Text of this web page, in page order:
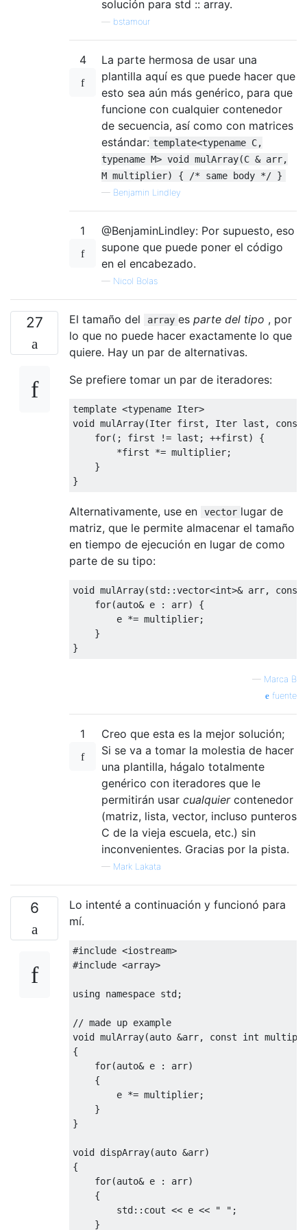
solución para std :: array.
bstamour
4
La parte hermosa de usar una
plantilla aquí es que puede hacer que
esto sea aún más genérico, para que
funcione con cualquier contenedor
de secuencia, así como con matrices
estándar: template<typename C,
typename M> void mulArray(C & arr,
M multiplier) { /* same body */ }
— Benjamin Lindley
1
@BenjaminLindley: Por supuesto, eso
supone que puede poner el código
en el encabezado.
— Nicol Bolas
27 El tamaño del array es parte del tipo , por
lo que no puede hacer exactamente lo que
quiere. Hay un par de alternativas.
Se prefiere tomar un par de iteradores:
template <typename Iter>
void mulArray(Iter first , Iter last ,
const
for(; first != last ; ++first)
{
*first *= multiplier;
}
}
Alternativamente, use en vector lugar de
matriz, que le permite almacenar el tamaño
en tiempo de ejecución en lugar de como
parte de su tipo:
void mulArray(std::vector<int>& arr,
const
for(auto& e : arr)
{
        e
*= multiplier;
}
}
— Marca B
fuente
1
Creo que esta es la mejor solución;
Si se va a tomar la molestia de hacer
una plantilla, hágalo totalmente
genérico con iteradores que le
permitirán usar cualquiercontenedor
(matriz, lista, vector, incluso punteros
C de la vieja escuela, etc.) sin
inconvenientes. Gracias por la pista.
— Mark Lakata
6
Lo intenté a continuación y funcionó para
mí.
#include <iostream>
#include <array>
using namespace std;
// made up example
void mulArray(auto &arr, const int
{
for(auto& e : arr)
{
        e
*= multiplier;
}
}
void dispArray(auto &arr)
{
for(auto& e : arr)
{
        std
:: cout << e << " " ;
}